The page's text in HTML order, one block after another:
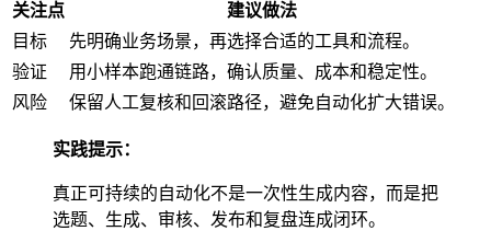
关注点
建议做法
目标
先明确业务场景，再选择合适的工具和流程。
验证
用小样本跑通链路，确认质量、成本和稳定性。
风险
保留人工复核和回滚路径，避免自动化扩大错误。
实践提示：
真正可持续的自动化不是一次性生成内容，而是把
选题、生成、审核、发布和复盘连成闭环。